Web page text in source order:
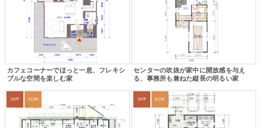
カフェコーナーでほっと一息、フレキシ
ブルな空間を楽しむ家
センターの吹抜が家中に開放感を与え
る、事務所も兼ねた縦長の明るい家
34坪 2LDK 34坪 3LDK